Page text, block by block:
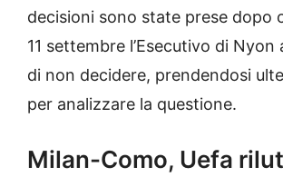
decisioni sono state prese dopo
11 settembre l’Esecutivo di Nyon
di non decidere, prendendosi
per analizzare la questione.
Milan-Como, Uefa